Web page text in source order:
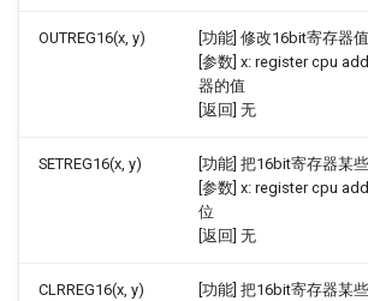
OUTREG16(x, y)
[功能] 修改16bit寄存器值
[参数] x: register cpu
器的值
[返回] 无
SETREG16(x, y)
[功能] 把16bit寄存器某
[参数] x: register cpu
位
[返回] 无
CLRREG16(x, y)
[功能] 把16bit寄存器某